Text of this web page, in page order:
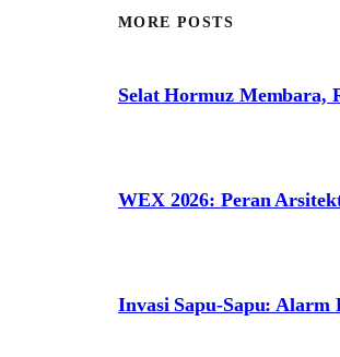
MORE POSTS
Selat Hormuz Membara,
WEX 2026: Peran
Invasi Sapu-Sapu: Alarm